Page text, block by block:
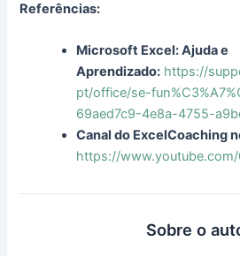
Referências:
Microsoft Excel: Ajuda e
Aprendizado: https://
pt/office/se-
69aed7c9-4e8a-4755-
Canal do ExcelCoaching
https://www.youtube.com/
Sobre o